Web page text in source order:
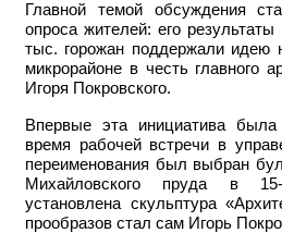
Главной темой обсуждения
опроса жителей: его
тыс. горожан поддержали идею
микрорайоне в честь главного
Игоря Покровского.
Впервые эта инициатива
время рабочей встречи в
переименования был выбран
Михайловского пруда в
установлена скульптура
прообразов стал сам Игорь